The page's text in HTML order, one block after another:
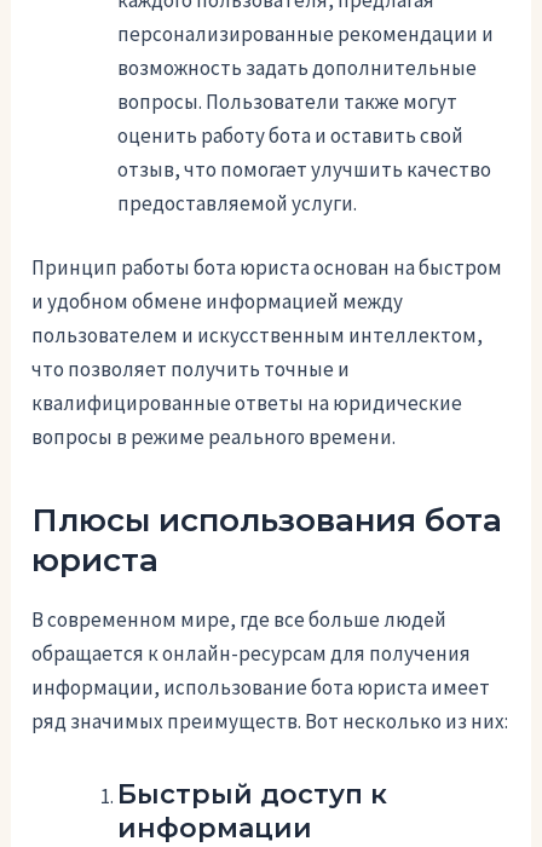
персонализированные рекомендации и
возможность задать дополнительные
вопросы. Пользователи также могут
оценить работу бота и оставить свой
отзыв, что помогает улучшить качество
предоставляемой услуги.
Принцип работы бота юриста основан на быстром
и удобном обмене информацией между
пользователем и искусственным интеллектом,
что позволяет получить точные и
квалифицированные ответы на юридические
вопросы в режиме реального времени.
Плюсы использования бота
юриста
В современном мире, где все больше людей
обращается к онлайн-ресурсам для получения
информации, использование бота юриста имеет
ряд значимых преимуществ. Вот несколько из них:
Быстрый доступ к
информации